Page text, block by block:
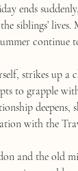
ends
siblings’ lives.
continue
strikes up a
to grapple
deepens,
with the
and the old